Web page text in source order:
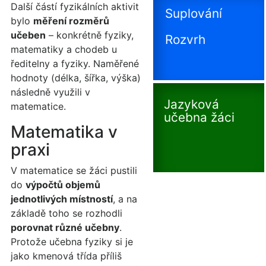
Další částí fyzikálních aktivit
bylo měření rozměrů
učeben – konkrétně fyziky,
matematiky a chodeb u
ředitelny a fyziky. Naměřené
hodnoty (délka, šířka, výška)
následně využili v
matematice.
Matematika v
praxi
V matematice se žáci pustili
do výpočtů objemů
jednotlivých místností, a na
základě toho se rozhodli
porovnat různé učebny.
Protože učebna fyziky si je
jako kmenová třída příliš
Suplování
Rozvrh
Jazyková
učebna žáci